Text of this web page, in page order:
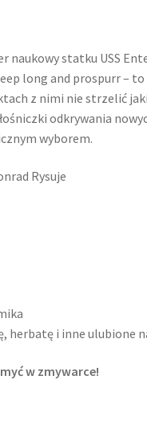
naukowy statku USS
long and prospurr –
z nimi nie strzelić
odkrywania
wyborem.
Rysuje
herbatę i inne ulubione
w zmywarce!